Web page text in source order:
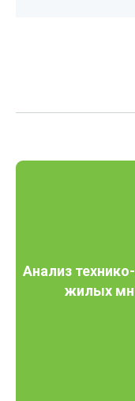
Анализ
жилых